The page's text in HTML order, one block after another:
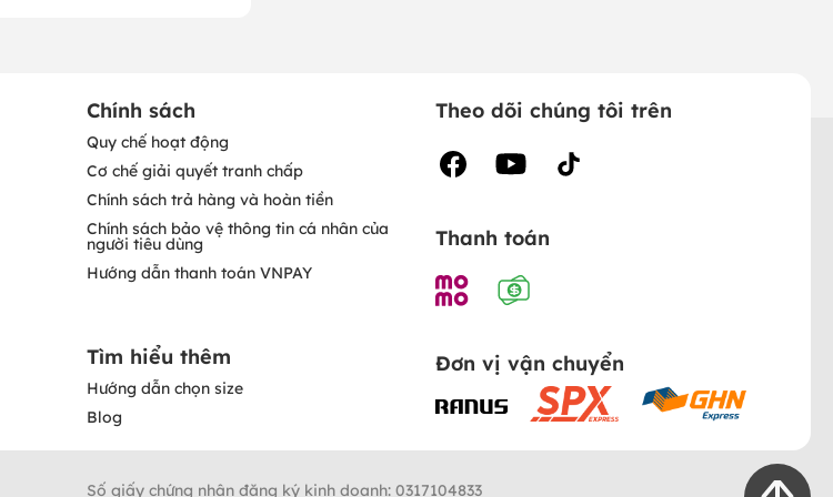
Chính sách
Quy chế hoạt động
Cơ chế giải quyết tranh chấp
Chính sách trả hàng và hoàn tiền
Chính sách bảo vệ thông tin cá nhân của
người tiêu dùng
Hướng dẫn thanh toán VNPAY
Tìm hiểu thêm
Hướng dẫn chọn size
Blog
Theo dõi chúng tôi trên
Thanh toán
Đơn vị vận chuyển
Số giấy chứng nhận đăng ký kinh doanh: 0317104833